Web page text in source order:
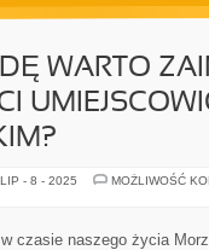
WARTO
- 8 - 2025
MOŻLIWOŚĆ
czasie naszego życia